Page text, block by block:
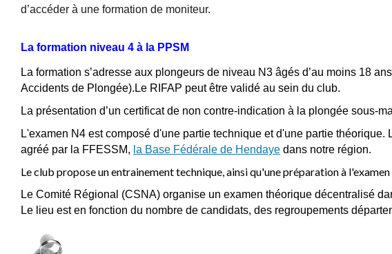
d’accéder à une formation de moniteur.
La formation niveau 4 à la PPSM
La formation s’adresse aux plongeurs de niveau N3 âgés d’au moins 18
Accidents de Plongée).Le RIFAP peut être validé au sein du club.
La présentation d’un certificat de non contre-indication à la plongée sous-
L'examen N4 est composé d'une partie technique et d'une partie
agréé par la FFESSM, la Base Fédérale de Hendaye dans notre région.
Le club propose un entrainement technique, ainsi qu'une préparation à
Le Comité Régional (CSNA) organise un examen théorique décentralisé
Le lieu est en fonction du nombre de candidats, des regroupements